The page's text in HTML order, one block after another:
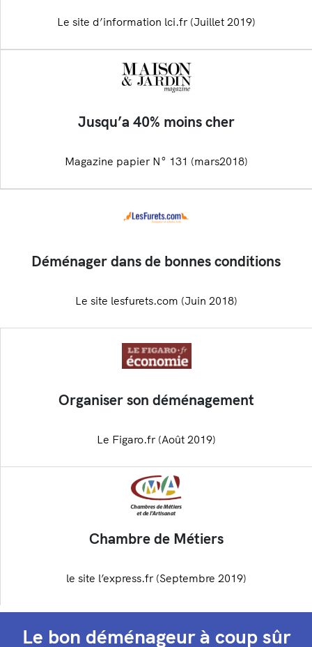
Le site d’information lci.fr (Juillet 2019)
Jusqu’a 40% moins cher
Magazine papier N° 131 (mars2018)
Déménager dans de bonnes conditions
Le site lesfurets.com (Juin 2018)
Organiser son déménagement
Le Figaro.fr (Août 2019)
Chambre de Métiers
le site l’express.fr (Septembre 2019)
Le bon déménageur à coup sûr